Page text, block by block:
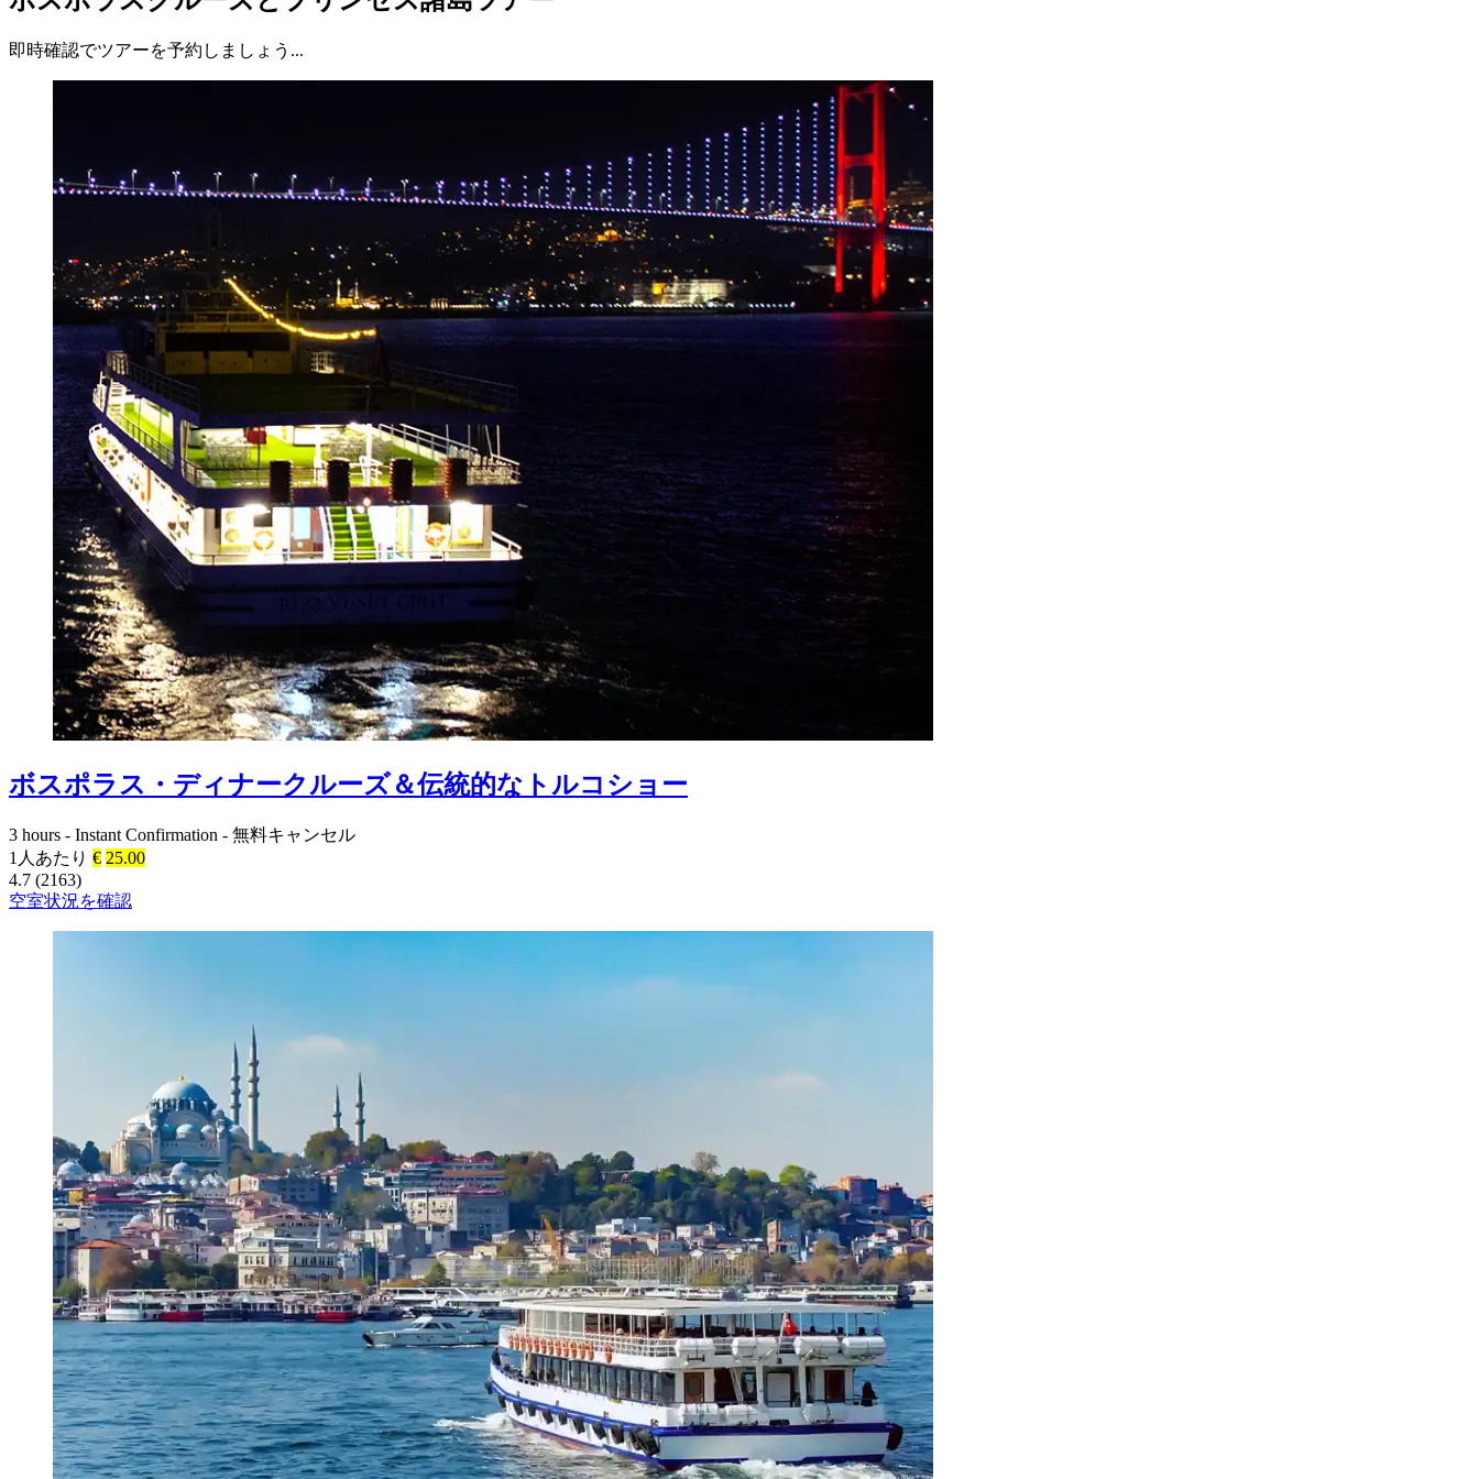
即時確認でツアーを予約しましょう...
ボスポラス・ディナークルーズ＆伝統的なトルコショー
3 hours - Instant Confirmation - 無料キャンセル
1人あたり € 25.00
4.7 (2163)
空室状況を確認